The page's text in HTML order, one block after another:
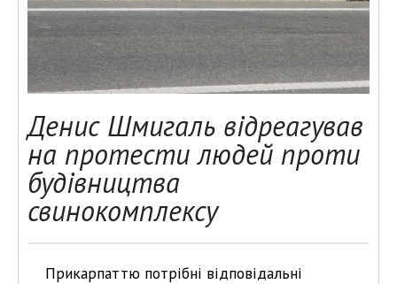
Денис Шмигаль відреагував
на протести людей проти
будівництва
свинокомплексу
Прикарпаттю потрібні відповідальні